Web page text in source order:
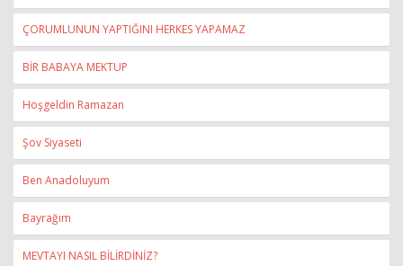
ÇORUMLUNUN YAPTIĞINI HERKES YAPAMAZ
BİR BABAYA MEKTUP
Hoşgeldin Ramazan
Şov Siyaseti
Ben Anadoluyum
Bayrağım
MEVTAYI NASIL BİLİRDİNİZ?